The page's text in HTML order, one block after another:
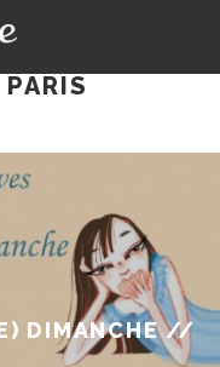
DIMANCHE //